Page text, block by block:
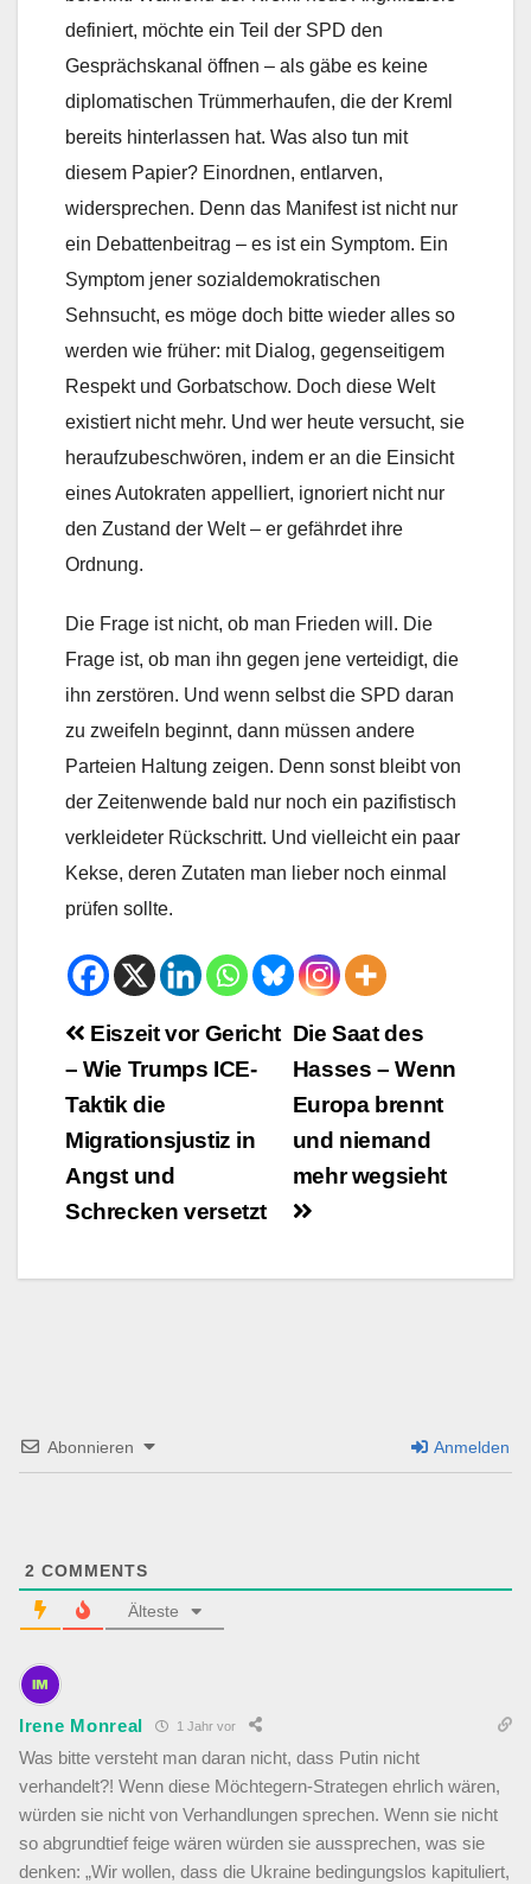
definiert, möchte ein Teil der SPD den
Gesprächskanal öffnen – als gäbe es keine
diplomatischen Trümmerhaufen, die der Kreml
bereits hinterlassen hat. Was also tun mit
diesem Papier? Einordnen, entlarven,
widersprechen. Denn das Manifest ist nicht nur
ein Debattenbeitrag – es ist ein Symptom. Ein
Symptom jener sozialdemokratischen
Sehnsucht, es möge doch bitte wieder alles so
werden wie früher: mit Dialog, gegenseitigem
Respekt und Gorbatschow. Doch diese Welt
existiert nicht mehr. Und wer heute versucht, sie
heraufzubeschwören, indem er an die Einsicht
eines Autokraten appelliert, ignoriert nicht nur
den Zustand der Welt – er gefährdet ihre
Ordnung.
Die Frage ist nicht, ob man Frieden will. Die
Frage ist, ob man ihn gegen jene verteidigt, die
ihn zerstören. Und wenn selbst die SPD daran
zu zweifeln beginnt, dann müssen andere
Parteien Haltung zeigen. Denn sonst bleibt von
der Zeitenwende bald nur noch ein pazifistisch
verkleideter Rückschritt. Und vielleicht ein paar
Kekse, deren Zutaten man lieber noch einmal
prüfen sollte.
Beitrags-
Navigation
Die Saat des
Hasses – Wenn
Europa brennt
und niemand
mehr wegsieht
Eiszeit vor Gericht
– Wie Trumps ICE-
Taktik die
Migrationsjustiz in
Angst und
Schrecken versetzt
Abonnieren Anmelden
2 COMMENTS
Älteste
Irene Monreal 1 Jahr vor
Was bitte versteht man daran nicht, dass Putin nicht
verhandelt?! Wenn diese Möchtegern-Strategen ehrlich wären,
würden sie nicht von Verhandlungen sprechen. Wenn sie nicht
so abgrundtief feige wären würden sie aussprechen, was sie
denken: „Wir wollen, dass die Ukraine bedingungslos kapituliert,